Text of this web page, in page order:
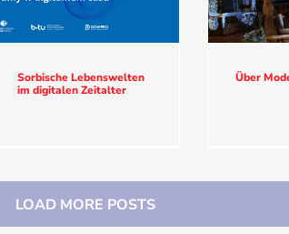
Sorbische Lebenswelten
im digitalen Zeitalter
Über
LOAD MORE POSTS